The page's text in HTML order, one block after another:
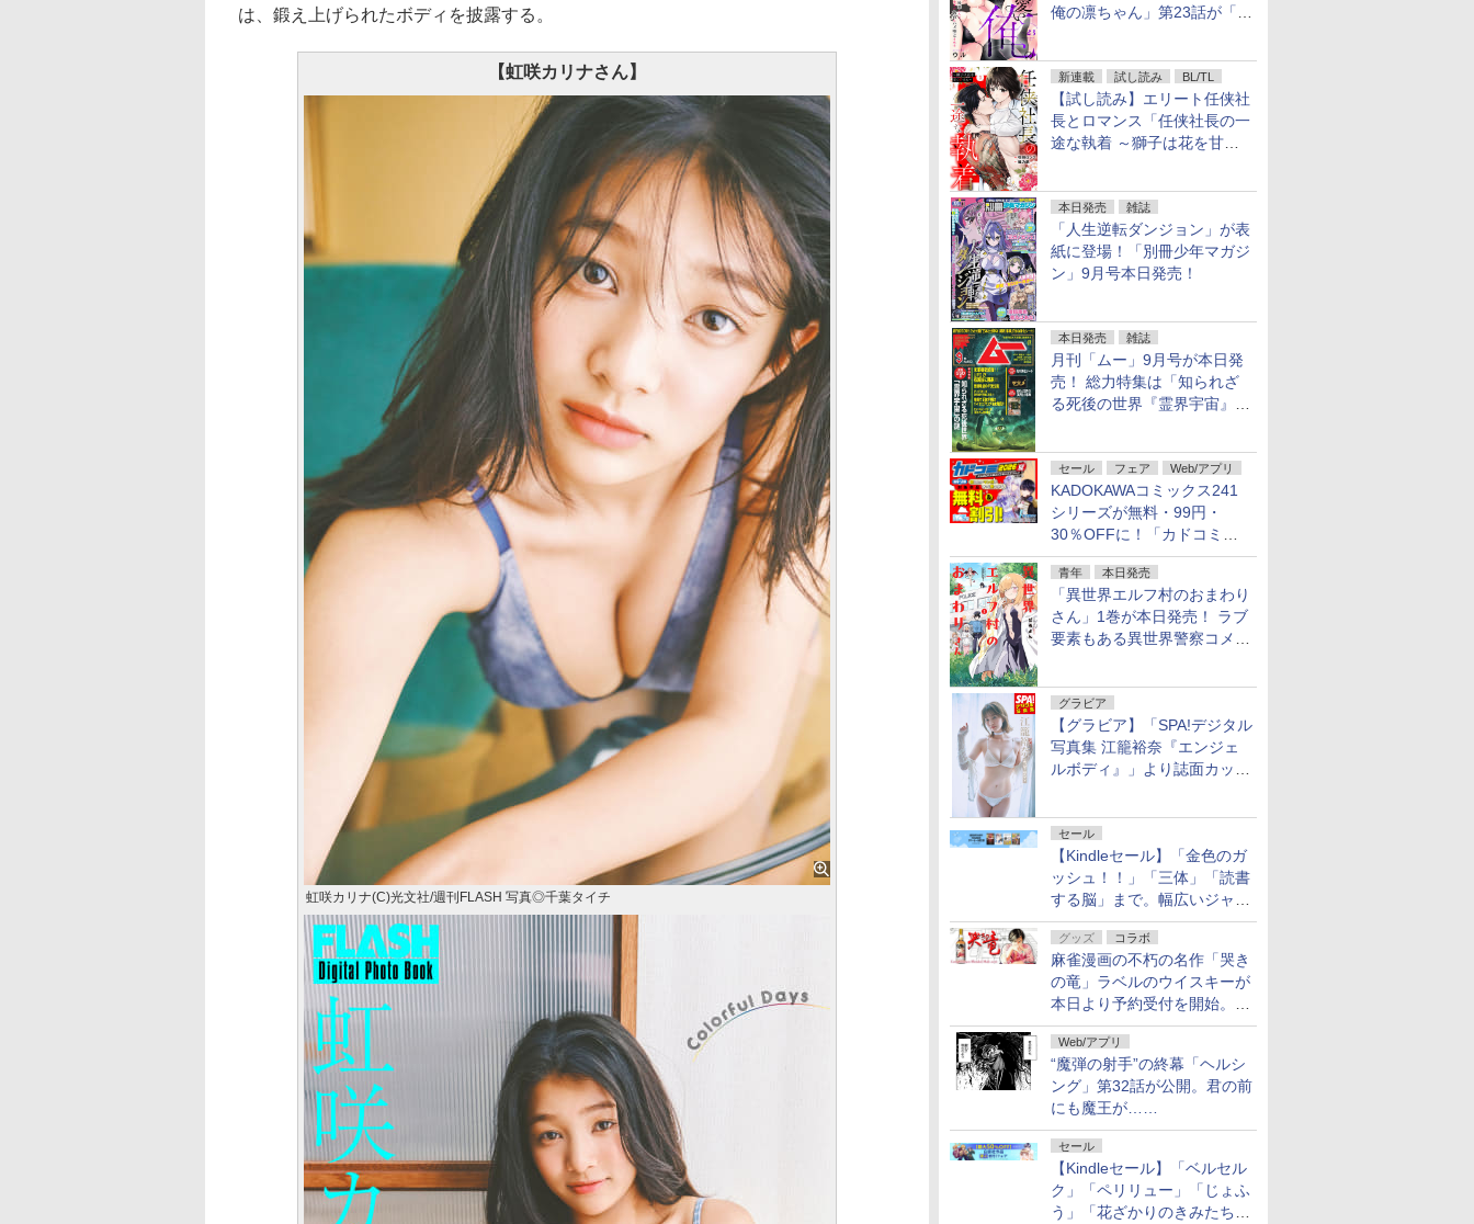
俺の凛ちゃん」第23話が「コ
新連載 試し読み BL/TL
【試し読み】エリート任侠社
長とロマンス「任侠社長の一
途な執着 ～獅子は花を甘く
本日発売 雑誌
「人生逆転ダンジョン」が表
紙に登場！「別冊少年マガジ
ン」9月号本日発売！
本日発売 雑誌
月刊「ムー」9月号が本日発
売！ 総力特集は「知られざ
る死後の世界『霊界宇宙』の
セール フェア Web/アプリ
KADOKAWAコミックス241
シリーズが無料・99円・
30％OFFに！「カドコミフ
ェア 2026」第2弾が開催中！
青年 本日発売
「異世界エルフ村のおまわり
さん」1巻が本日発売！ ラブ
要素もある異世界警察コメデ
グラビア
【グラビア】「SPA!デジタル
写真集 江籠裕奈『エンジェ
ルボディ』」より誌面カット
セール
【Kindleセール】「金色のガ
ッシュ！！」「三体」「読書
する脳」まで。幅広いジャン
ルの電子書籍が最大65％オ
フ！「Kindle本サマーセー
ル」第2弾が開催中！
グッズ コラボ
麻雀漫画の不朽の名作「哭き
の竜」ラベルのウイスキーが
本日より予約受付を開始。8
月16日まで
Web/アプリ
“魔弾の射手”の終幕「ヘルシ
ング」第32話が公開。君の前
にも魔王が……
セール
【Kindleセール】「ベルセル
ク」「ペリリュー」「じょふ
う」「花ざかりのきみたち
は、鍛え上げられたボディを披露する。
【虹咲カリナさん】
虹咲カリナ(C)光文社/週刊FLASH 写真◎千葉タイチ